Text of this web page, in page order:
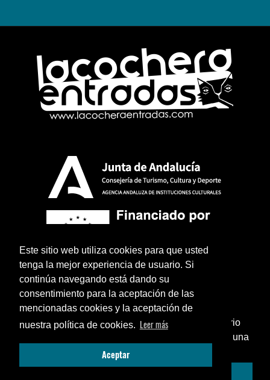
Este sitio web utiliza cookies para que usted
tenga la mejor experiencia de usuario. Si
continúa navegando está dando su
consentimiento para la aceptación de las
mencionadas cookies y la aceptación de
nuestra política de cookies. Leer más
Aceptar
¿Sabías que puedes añadir un icono en el escritorio
de tu teléfono para utilizar esta web como si fuese una
aplicación instalada?Cerrar
Aviso legal Política de privacidad Términos y condiciones legales
© 2026 La Cochera Entradas - Diseño:Azulae